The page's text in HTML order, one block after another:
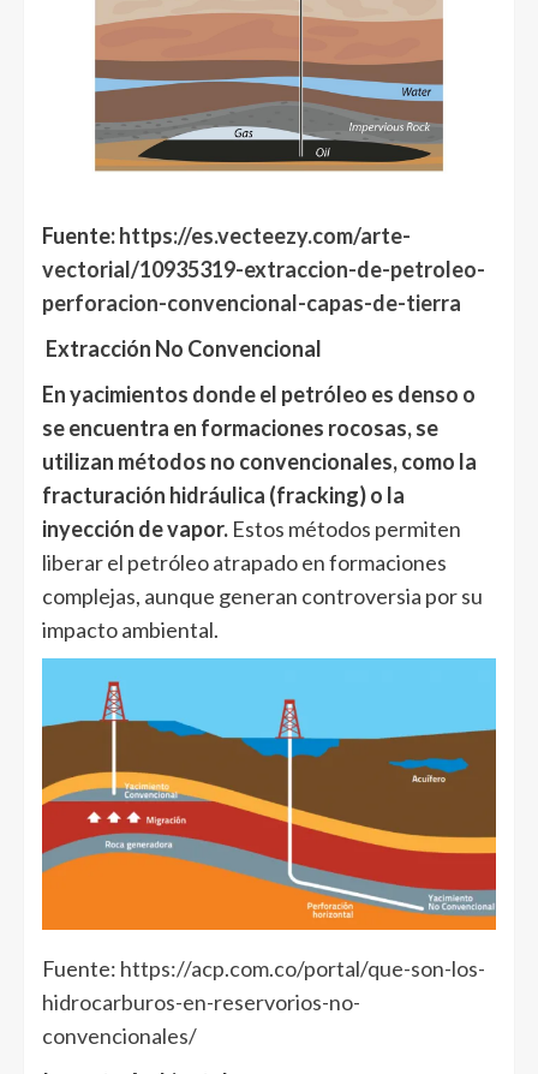
Fuente:https://es.vecteezy.com/arte-
vectorial/10935319-extraccion-de-petroleo-
perforacion-convencional-capas-de-tierra
Extracción No Convencional
En yacimientos donde el petróleo es denso o
se encuentra en formaciones rocosas, se
utilizan métodos no convencionales, como la
fracturación hidráulica (fracking) o la
inyección de vapor. Estos métodos permiten
liberar el petróleo atrapado en formaciones
complejas, aunque generan controversia por su
impacto ambiental.
Fuente: https://acp.com.co/portal/que-son-los-
hidrocarburos-en-reservorios-no-
convencionales/